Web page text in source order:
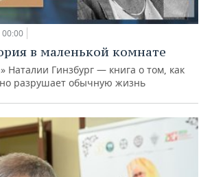
00:00
в маленькой комнате
Наталии Гинзбург — книга о том, как
разрушает обычную жизнь